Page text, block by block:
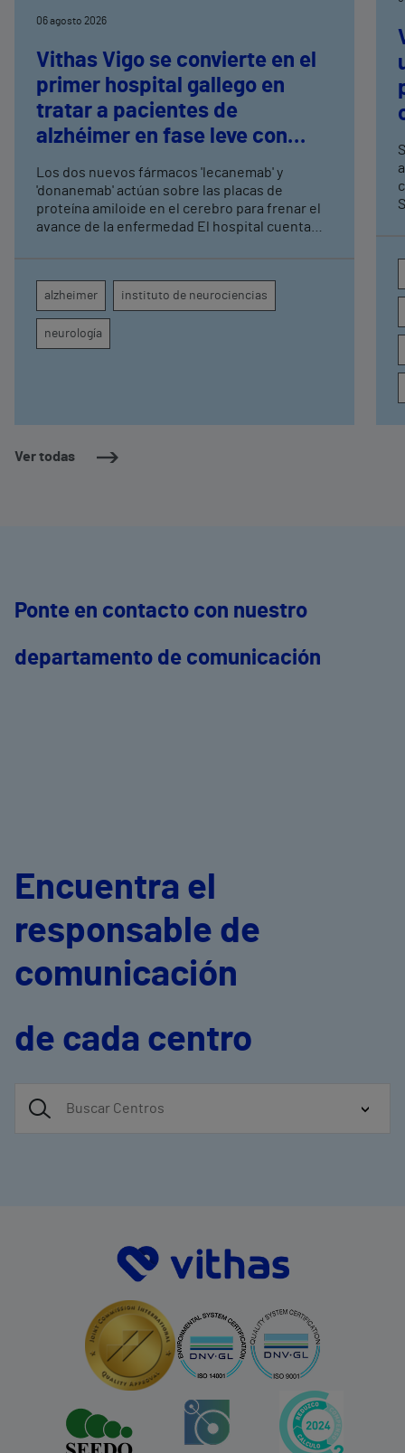
Ver todas
06 agosto 2026
Vithas Vigo se convierte en el
primer hospital gallego en
tratar a pacientes de
alzhéimer en fase leve con
Los dos nuevos fármacos 'lecanemab' y
'donanemab' actúan sobre las placas de
proteína amiloide en el cerebro para frenar el
avance de la enfermedad El hospital cuenta
seguimiento clínico de cada paciente
alzheimer instituto de neurociencias
neurología
Ponte en contacto con nuestro
departamento de comunicación
Encuentra el
responsable de
comunicación
de cada centro